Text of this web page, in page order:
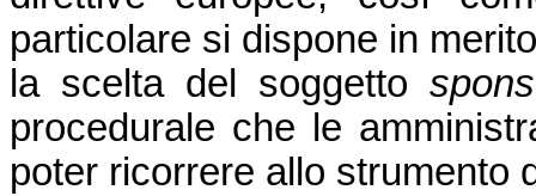
particolare si dispone in
la scelta del soggetto
procedurale che le
poter ricorrere allo strumento